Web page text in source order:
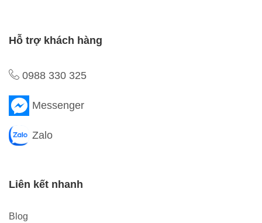
Hỗ trợ khách hàng
0988 330 325
Messenger
Zalo
Liên kết nhanh
Blog